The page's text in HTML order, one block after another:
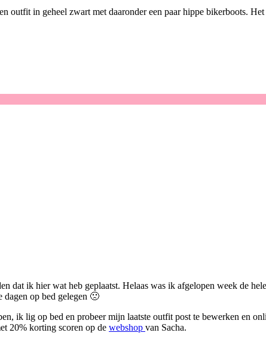
outfit in geheel zwart met daaronder een paar hippe bikerboots.
dat ik hier wat heb geplaatst. Helaas was ik afgelopen week de
dagen op bed gelegen 🙁
ik lig op bed en probeer mijn laatste outfit post te bewerken en
20% korting scoren op de webshop van Sacha.